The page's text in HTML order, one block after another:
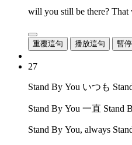
will you still be there? That
重覆這句 播放這句 暫停
27
Stand By You いつも
Stand By You 一直 Stand
Stand By You, always